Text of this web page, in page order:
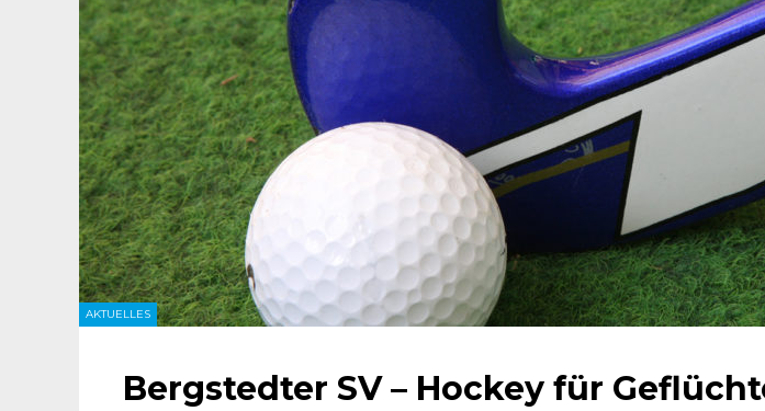
AKTUELLES
Bergstedter SV – Hockey für